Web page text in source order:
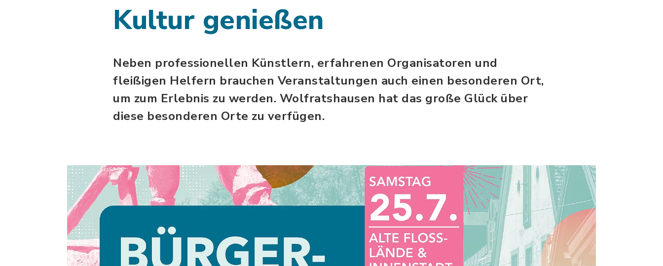
Kultur genießen
Neben professionellen Künstlern, erfahrenen Organisatoren und
fleißigen Helfern brauchen Veranstaltungen auch einen besonderen Ort,
um zum Erlebnis zu werden. Wolfratshausen hat das große Glück über
diese besonderen Orte zu verfügen.